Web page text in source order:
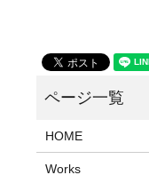
HOME
Works